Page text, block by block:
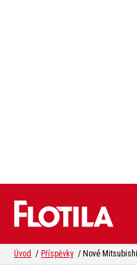
Úvod Příspěvky